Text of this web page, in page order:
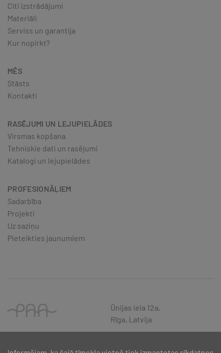
Citi izstrādājumi
Materiāli
Serviss un garantija
Kur nopirkt?
MĒS
Stāsts
Kontakti
RASĒJUMI UN LEJUPIELĀDES
Virsmas kopšana
Tehniskie dati un rasējumi
Katalogi un lejupielādes
PROFESIONĀĻIEM
Sadarbība
Projekti
Uz saziņu
Pieteikties jaunumiem
Ūnijas iela 12a,
Rīga, Latvija